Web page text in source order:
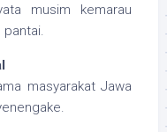
musim kemarau
pantai.
masyarakat Jawa